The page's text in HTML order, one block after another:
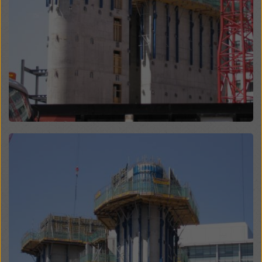
Open
sposób mogą podlegać dostępowi organów w tych
krajach trzecich w celu kontroli i monitorowania oraz
że nie ma skutecznych środków prawnych przeciwko
temu. Użytkownik może odrzucić wszystkie pliki
cookie, które wymagają zgody, klikając „Odrzuć” lub
dostosowując swoje
ustawienia plików cookie
klikając ustawienia plików cookie na dole tej witryny i
korzystając z odpowiednich pól wyboru. Zgodę można
wycofać w dowolnym momencie ze skutkiem na
przyszłość i bez podawania przyczyny, klikając
ustawienia plików cookiena dole tej witryny.
można znaleźć
w naszej polityce prywatności
Oferujemy również opcję wyboru plików cookie
(zaawansowane ustawienia plików cookie).